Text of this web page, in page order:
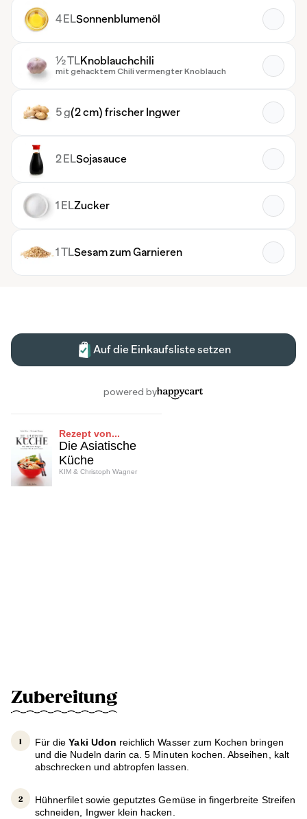
Rezept von...
Die Asiatische
Küche
KIM & Christoph Wagner
Zubereitung
Für dieYaki Udon reichlich Wasser zum Kochen bringen
und die Nudeln darin ca. 5 Minuten kochen. Abseihen, kalt
abschrecken und abtropfen lassen.
Hühnerfilet sowie geputztes Gemüse in fingerbreite Streifen
schneiden, Ingwer klein hacken.